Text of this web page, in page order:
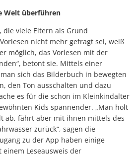
Welt überführen
die viele Eltern als Grund
nicht mehr gefragt sei, weiß
möglich, das Vorlesen mit der
betont sie. Mittels einer
sich das Bilderbuch in bewegten
den Ton ausschalten und dazu
es für die schon im Kleinkindalter
Kids spannender. „Man holt
ab, fährt aber mit ihnen mittels des
zurück“, sagen die
zu der App haben einige
Leseausweis der